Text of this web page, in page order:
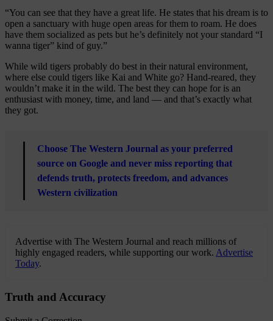
“You can see that they have a great life. He states that his dream is to
open a sanctuary with huge open areas for them to roam. He does
have them socialized as pets but he’s definitely not your standard “I
wanna tiger” kind of guy.”
While wild tigers probably do best in their natural environment,
where else could tigers like Kai and White go? Hand-reared, they
wouldn’t make it in the wild. The best they can hope for is an
enthusiast with money, time, and land — and that’s exactly what
they got.
Choose The Western Journal as your preferred
source on Google and never miss reporting that
defends truth, protects freedom, and advances
Western civilization
Advertise with The Western Journal and reach millions of
highly engaged readers, while supporting our work. Advertise
Today.
Truth and Accuracy